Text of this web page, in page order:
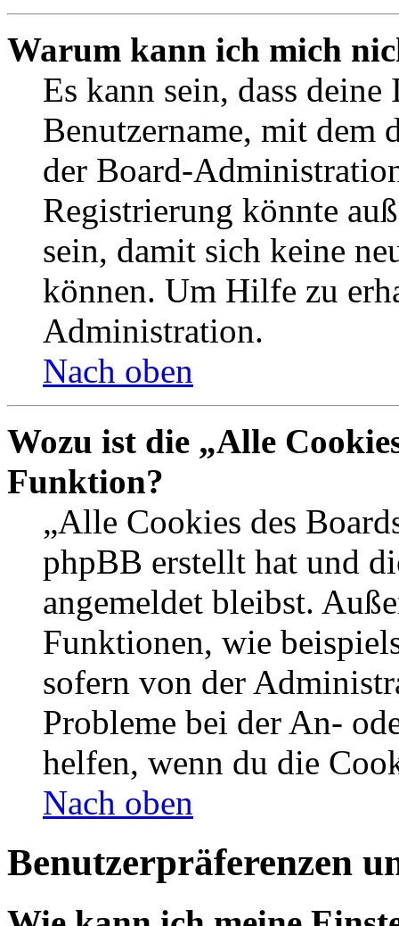
Warum kann ich mich
Es kann sein, dass
Benutzername, mit dem
der Board-
Registrierung könnte
sein, damit sich keine
können. Um Hilfe zu
Administration.
Nach oben
Wozu ist die „Alle
Funktion?
„Alle Cookies des
phpBB erstellt hat und
angemeldet bleibst.
Funktionen, wie
sofern von der
Probleme bei der An-
helfen, wenn du die
Nach oben
Benutzerpräferenzen